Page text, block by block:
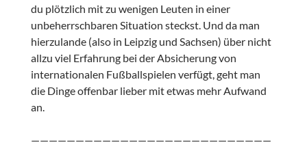
du plötzlich mit zu wenigen Leuten in einer
unbeherrschbaren Situation steckst. Und da man
hierzulande (also in Leipzig und Sachsen) über nicht
allzu viel Erfahrung bei der Absicherung von
internationalen Fußballspielen verfügt, geht man
die Dinge offenbar lieber mit etwas mehr Aufwand
an.
———————————————————————————